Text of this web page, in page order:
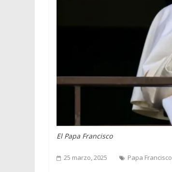
El Papa Francisco
25 marzo, 2025 Papa Francisco